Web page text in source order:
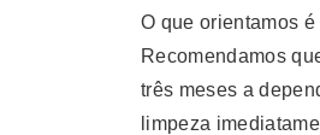
O que orientamos
Recomendamos
três meses a
limpeza